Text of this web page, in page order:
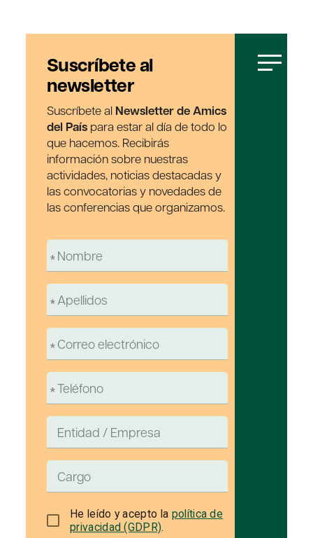
Suscríbete al
newsletter
Suscríbete al Newsletter de Amics
del País para estar al día de todo lo
que hacemos. Recibirás
información sobre nuestras
actividades, noticias destacadas y
las convocatorias y novedades de
las conferencias que organizamos.
He leído y acepto la política de
privacidad (GDPR).